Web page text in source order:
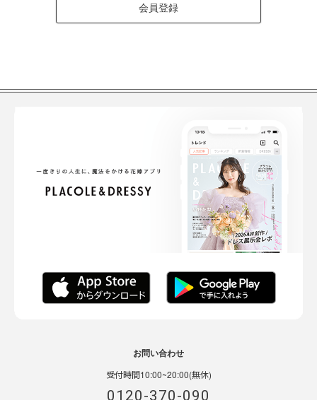
会員登録
お問い合わせ
受付時間10:00~20:00(無休)
0120-370-090